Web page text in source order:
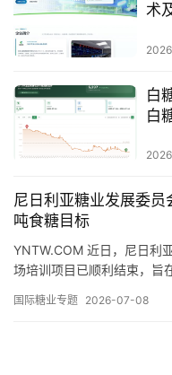
专
地
频
道
产
业
术
白
白
尼日利亚糖业发展委
吨食糖目标
YNTW.COM 近日，尼日利
场培训项目已顺利结束，旨
国际糖业专题 2026-07-08